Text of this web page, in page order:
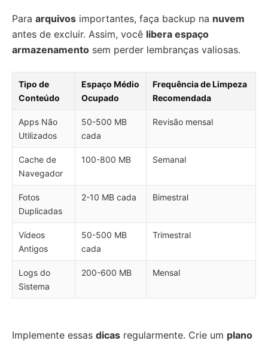
Para arquivos importantes, faça backup na nuvem
antes de excluir. Assim, você libera espaço
armazenamento sem perder lembranças valiosas.
Tipo de
Conteúdo
Espaço Médio
Ocupado
Frequência de Limpeza
Recomendada
Apps Não
Utilizados
50-500 MB
cada
Revisão mensal
Cache de
Navegador
100-800 MB Semanal
Fotos
Duplicadas
2-10 MB cada Bimestral
Vídeos
Antigos
50-500 MB
cada
Trimestral
Logs do
Sistema
200-600 MB Mensal
Implemente essas dicas regularmente. Crie um plano